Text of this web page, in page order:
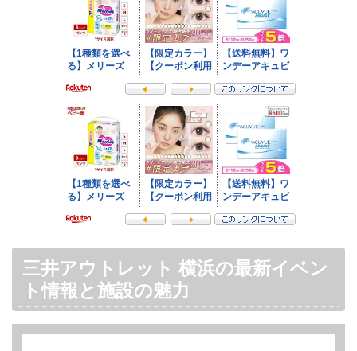
三井アウトレット 横浜の最新イベン
ト情報と施設の魅力